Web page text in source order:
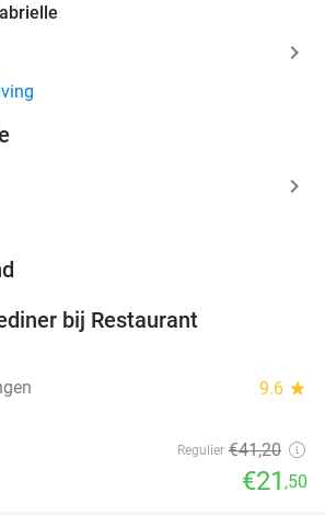
bij Restaurant
9.6 star
Regulier €41,20
€21 ,50